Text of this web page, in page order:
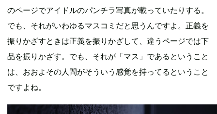
のページでアイドルのパンチラ写真が載っていたりする。
でも、それがいわゆるマスコミだと思うんですよ。正義を
振りかざすときは正義を振りかざして、違うページでは下
品を振りかざす。でも、それが「マス」であるということ
は、おおよその人間がそういう感覚を持ってるということ
ですよね。